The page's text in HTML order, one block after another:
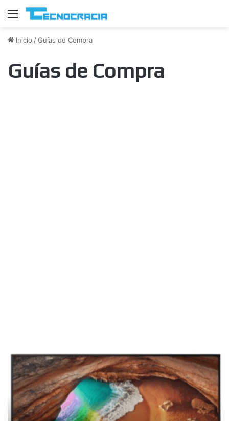
Menú
Inicio /Guías de Compra
Guías de Compra
Mejores
Televisores
en
Colombia
2026